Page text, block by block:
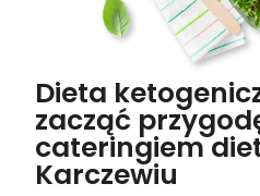
Dieta
zacząć
cateringiem
Karczewiu